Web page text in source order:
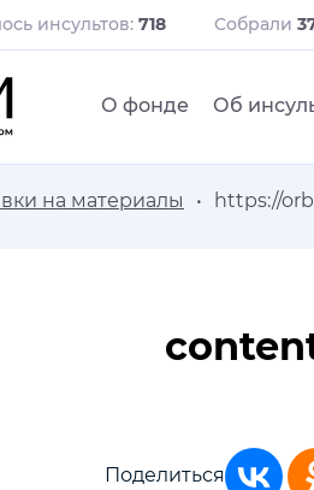
инсультов: 718 Собрали
О фонде Об
на материалы https://
Поделиться